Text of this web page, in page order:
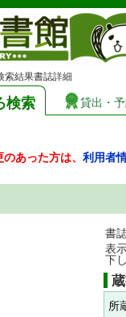
索結果書誌詳細
検索 貸出・
あった方は、 利用者
書
表
下
所